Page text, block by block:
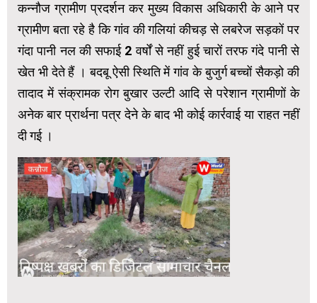
कन्नौज ग्रामीण प्रदर्शन कर मुख्य विकास अधिकारी के आने पर
ग्रामीण बता रहे है कि गांव की गलियां कीचड़ से लबरेज सड़कों पर
गंदा पानी नल की सफाई 2 वर्षों से नहीं हुई चारों तरफ गंदे पानी से
खेत भी देते हैं । बदबू ऐसी स्थिति में गांव के बुजुर्ग बच्चों सैकड़ो की
तादाद में संक्रामक रोग बुखार उल्टी आदि से परेशान ग्रामीणों के
अनेक बार प्रार्थना पत्र देने के बाद भी कोई कार्रवाई या राहत नहीं
दी गई ।